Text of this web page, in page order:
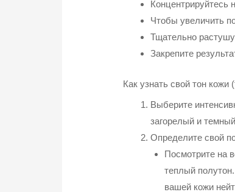
Концентрируйтесь
Чтобы увеличить
Тщательно
Закрепите
Как узнать свой тон
Выберите
загорелый и
Определите свой
Посмотрите на
теплый
вашей кожи